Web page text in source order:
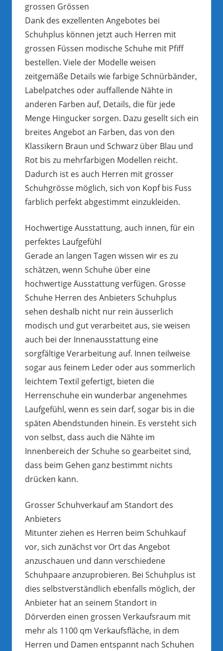
grossen Grössen
Dank des exzellenten Angebotes bei
Schuhplus können jetzt auch Herren mit
grossen Füssen modische Schuhe mit Pfiff
bestellen. Viele der Modelle weisen
zeitgemäße Details wie farbige Schnürbänder,
Labelpatches oder auffallende Nähte in
anderen Farben auf, Details, die für jede
Menge Hingucker sorgen. Dazu gesellt sich ein
breites Angebot an Farben, das von den
Klassikern Braun und Schwarz über Blau und
Rot bis zu mehrfarbigen Modellen reicht.
Dadurch ist es auch Herren mit grosser
Schuhgrösse möglich, sich von Kopf bis Fuss
farblich perfekt abgestimmt einzukleiden.
Hochwertige Ausstattung, auch innen, für ein
perfektes Laufgefühl
Gerade an langen Tagen wissen wir es zu
schätzen, wenn Schuhe über eine
hochwertige Ausstattung verfügen. Grosse
Schuhe Herren des Anbieters Schuhplus
sehen deshalb nicht nur rein äusserlich
modisch und gut verarbeitet aus, sie weisen
auch bei der Innenausstattung eine
sorgfältige Verarbeitung auf. Innen teilweise
sogar aus feinem Leder oder aus sommerlich
leichtem Textil gefertigt, bieten die
Herrenschuhe ein wunderbar angenehmes
Laufgefühl, wenn es sein darf, sogar bis in die
späten Abendstunden hinein. Es versteht sich
von selbst, dass auch die Nähte im
Innenbereich der Schuhe so gearbeitet sind,
dass beim Gehen ganz bestimmt nichts
drücken kann.
Grosser Schuhverkauf am Standort des
Anbieters
Mitunter ziehen es Herren beim Schuhkauf
vor, sich zunächst vor Ort das Angebot
anzuschauen und dann verschiedene
Schuhpaare anzuprobieren. Bei Schuhplus ist
dies selbstverständlich ebenfalls möglich, der
Anbieter hat an seinem Standort in
Dörverden einen grossen Verkaufsraum mit
mehr als 1100 qm Verkaufsfläche, in dem
Herren und Damen entspannt nach Schuhen